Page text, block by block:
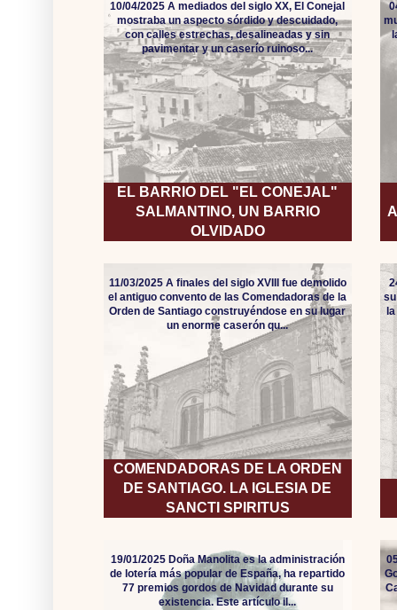
EL BARRIO DEL "EL CONEJAL"
SALMANTINO, UN BARRIO
OLVIDADO
10/04/2025 A mediados del siglo XX, El Conejal
mostraba un aspecto sórdido y descuidado,
con calles estrechas, desalineadas y sin
pavimentar y un caserío ruinoso...
COMENDADORAS DE LA ORDEN
DE SANTIAGO. LA IGLESIA DE
SANCTI SPIRITUS
11/03/2025 A finales del siglo XVIII fue demolido
el antiguo convento de las Comendadoras de la
Orden de Santiago construyéndose en su lugar
un enorme caserón qu...
19/01/2025 Doña Manolita es la administración
de lotería más popular de España, ha repartido
77 premios gordos de Navidad durante su
existencia. Este artículo il...